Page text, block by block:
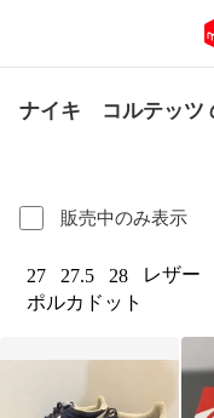
ナイキ コルテッツ
販売中のみ表示
27 27.5 28 レザー
ポルカドット